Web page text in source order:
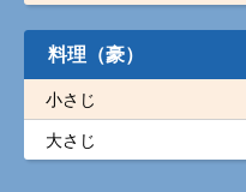
料理（豪）
小さじ
大さじ